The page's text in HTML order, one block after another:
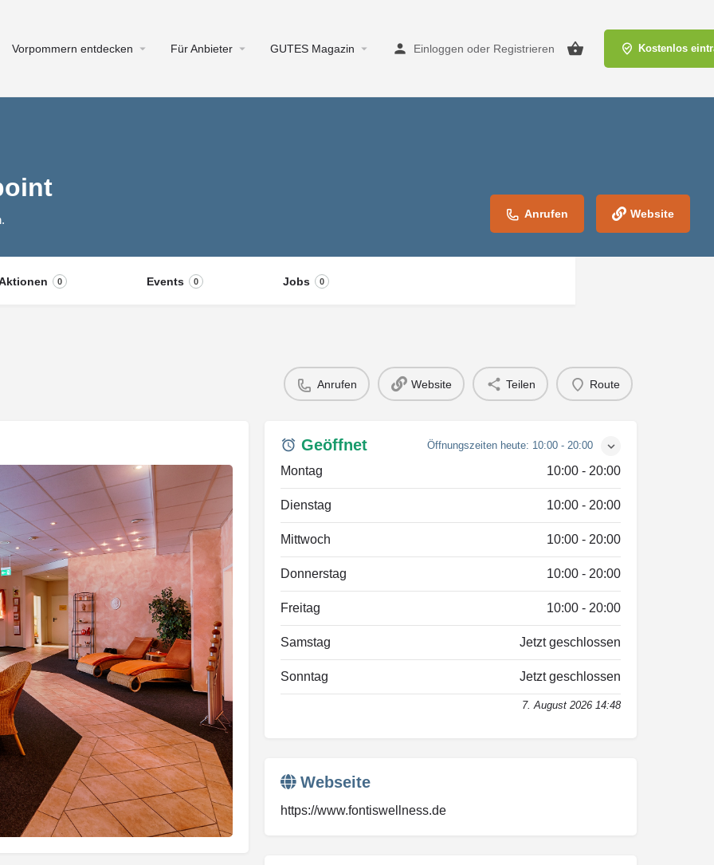
Vorpommern entdecken Für Anbieter GUTES Magazin Einloggen oder Registrieren Kostenlos
Anrufen Website
0 Events 0 Jobs 0
Anrufen Website Teilen Route
Geöffnet Öffnungszeiten heute: 10:00 - 20:00
Montag 10:00 - 20:00
Dienstag 10:00 - 20:00
Mittwoch 10:00 - 20:00
Donnerstag 10:00 - 20:00
Freitag 10:00 - 20:00
Samstag Jetzt geschlossen
Sonntag Jetzt geschlossen
7. August 2026 14:48
Webseite
https://www.fontiswellness.de